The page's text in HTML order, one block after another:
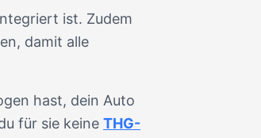
ist. Zudem
damit alle
hast, dein Auto
für sie keine THG-